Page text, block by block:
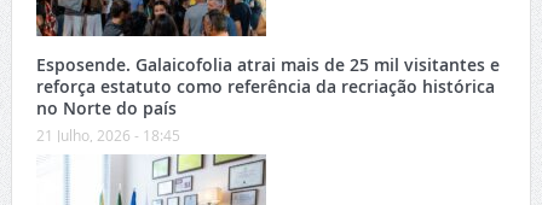
Esposende. Galaicofolia atrai mais de 25 mil visitantes e
reforça estatuto como referência da recriação histórica
no Norte do país
21 Julho, 2026 - 18:45